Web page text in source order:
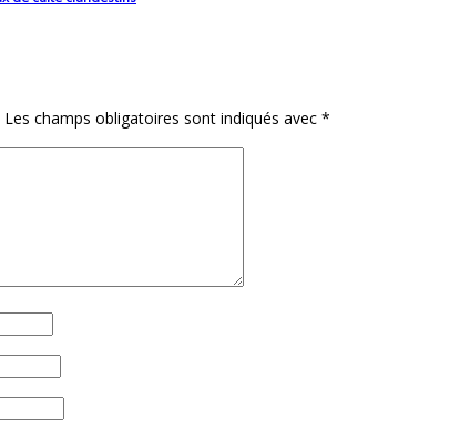
Les champs obligatoires sont indiqués avec *